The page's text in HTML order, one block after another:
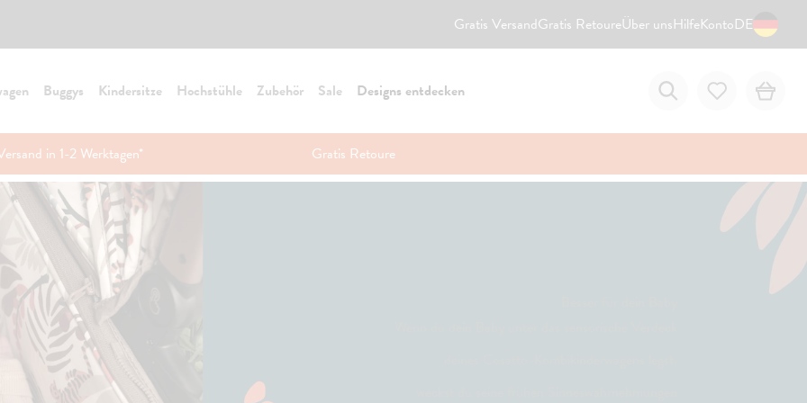
Gratis VersandGratis RetoureÜber unsHilfeKontoDE
Buggys Kindersitze Hochstühle Zubehör Sale Designs entdecken
in 1-2 Werktagen* Gratis Retoure